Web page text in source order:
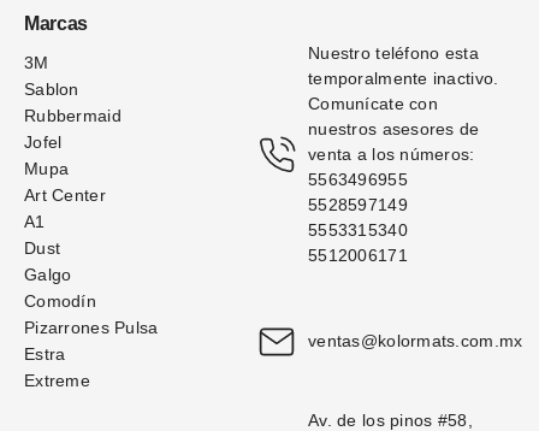
Marcas
3M
Sablon
Rubbermaid
Jofel
Mupa
Art Center
A1
Dust
Galgo
Comodín
Pizarrones Pulsa
Estra
Extreme
Nuestro teléfono esta
temporalmente inactivo.
Comunícate con
nuestros asesores de
venta a los números:
5563496955
5528597149
5553315340
5512006171
ventas@kolormats.com.mx
Av. de los pinos #58,